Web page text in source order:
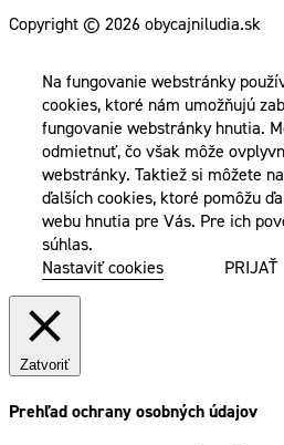
Copyright © 2026 obycajniludia.sk
Na fungovanie webstránky
cookies, ktoré nám umožňujú
fungovanie webstránky hnutia.
odmietnuť, čo však môže
webstránky. Taktiež si môžete
ďalších cookies, ktoré pomôžu
webu hnutia pre Vás. Pre ich
súhlas.
Nastaviť cookies
PRIJAŤ
Zatvoriť
Prehľad ochrany osobných údajov